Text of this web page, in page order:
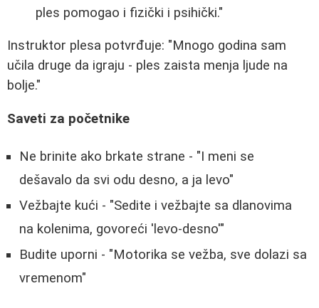
ples pomogao i fizički i psihički."
Instruktor plesa potvrđuje: "Mnogo godina sam
učila druge da igraju - ples zaista menja ljude na
bolje."
Saveti za početnike
Ne brinite ako brkate strane - "I meni se
dešavalo da svi odu desno, a ja levo"
Vežbajte kući - "Sedite i vežbajte sa dlanovima
na kolenima, govoreći 'levo-desno'"
Budite uporni - "Motorika se vežba, sve dolazi sa
vremenom"